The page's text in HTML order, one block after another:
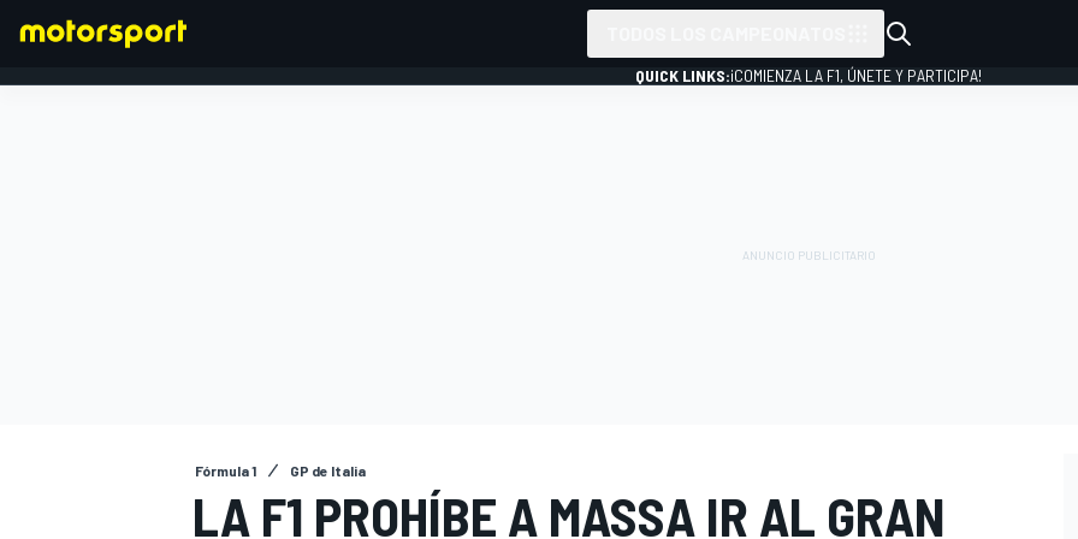
QUICK LINKS:¡COMIENZA LA F1, ÚNETE Y PARTICIPA!
Fórmula 1 GP de Italia
LA F1 PROHÍBE A MASSA IR AL GRAN